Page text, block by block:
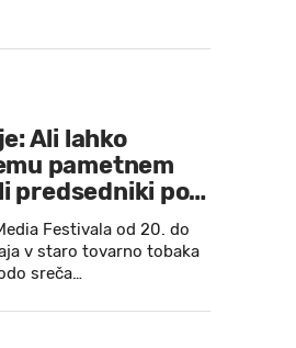
Ali lahko
pametnem
predsedniki po…
Festivala od 20. do
v staro tovarno tobaka
sreča…